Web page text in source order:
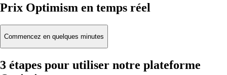
Prix Optimism en temps réel
Commencez en quelques minutes
3 étapes pour utiliser notre plateforme